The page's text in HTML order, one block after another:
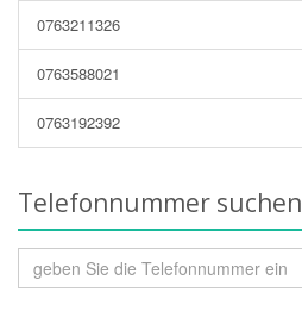
0763211326
0763588021
0763192392
Telefonnummer suchen